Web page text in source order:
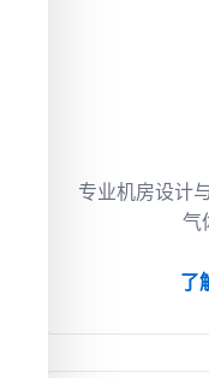
专业机房设计
气
了